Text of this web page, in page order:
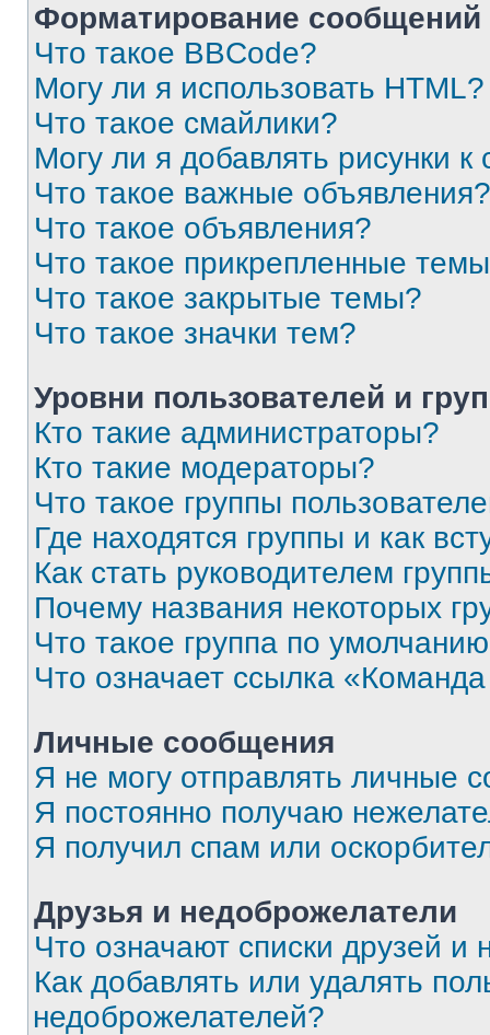
Форматирование
Что такое BBCode?
Могу ли я использовать HTML?
Что такое смайлики?
Могу ли я добавлять рисунки
Что такое важные объявления?
Что такое объявления?
Что такое прикрепленные
Что такое закрытые темы?
Что такое значки тем?
Уровни пользователей и
Кто такие администраторы?
Кто такие модераторы?
Что такое группы
Где находятся группы и как
Как стать руководителем
Почему названия некоторых
Что такое группа по
Что означает ссылка
Личные сообщения
Я не могу отправлять личные
Я постоянно получаю
Я получил спам или
Друзья и недоброжелатели
Что означают списки друзей и
Как добавлять или удалять
недоброжелателей?